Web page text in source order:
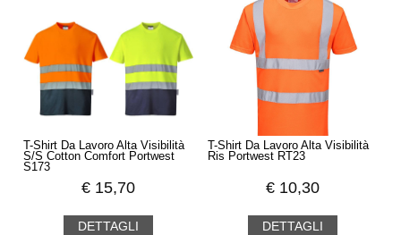
T-Shirt Da Lavoro Alta Visibilità
S/S Cotton Comfort Portwest
S173
€ 15,70
DETTAGLI
T-Shirt Da Lavoro Alta Visibilità
Ris Portwest RT23
€ 10,30
DETTAGLI